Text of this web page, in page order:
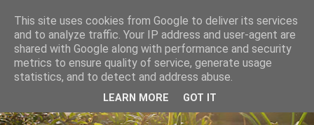
This site uses cookies from Google to deliver its services
and to analyze traffic. Your IP address and user-agent are
shared with Google along with performance and security
metrics to ensure quality of service, generate usage
statistics, and to detect and address abuse.
LEARN MORE GOT IT